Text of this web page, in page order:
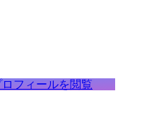
フィールを閲覧